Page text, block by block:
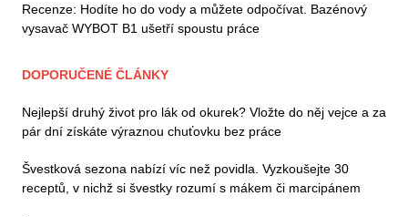
Recenze: Hodíte ho do vody a můžete odpočívat. Bazénový
vysavač WYBOT B1 ušetří spoustu práce
DOPORUČENÉ ČLÁNKY
Nejlepší druhý život pro lák od okurek? Vložte do něj vejce a za
pár dní získáte výraznou chuťovku bez práce
Švestková sezona nabízí víc než povidla. Vyzkoušejte 30
receptů, v nichž si švestky rozumí s mákem či marcipánem